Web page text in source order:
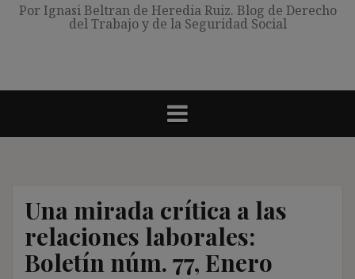
Por Ignasi Beltran de Heredia Ruiz. Blog de Derecho
del Trabajo y de la Seguridad Social
Una mirada crítica a las
relaciones laborales:
Boletín núm. 77, Enero